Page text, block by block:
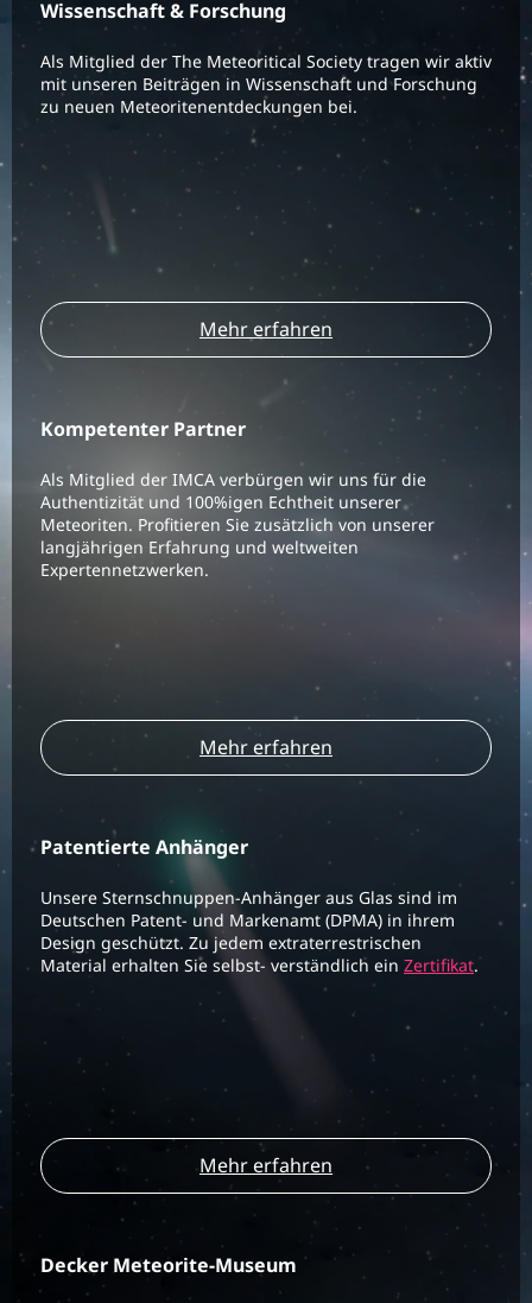
Wissenschaft & Forschung
Als Mitglied der The Meteoritical Society tragen wir aktiv
mit unseren Beiträgen in Wissenschaft und Forschung
zu neuen Meteoritenentdeckungen bei.
Mehr erfahren
Kompetenter Partner
Als Mitglied der IMCA verbürgen wir uns für die
Authentizität und 100%igen Echtheit unserer
Meteoriten. Profitieren Sie zusätzlich von unserer
langjährigen Erfahrung und weltweiten
Expertennetzwerken.
Mehr erfahren
Patentierte Anhänger
Unsere Sternschnuppen-Anhänger aus Glas sind im
Deutschen Patent- und Markenamt (DPMA) in ihrem
Design geschützt. Zu jedem extraterrestrischen
Material erhalten Sie selbst- verständlich ein Zertifikat.
Mehr erfahren
Decker Meteorite-Museum